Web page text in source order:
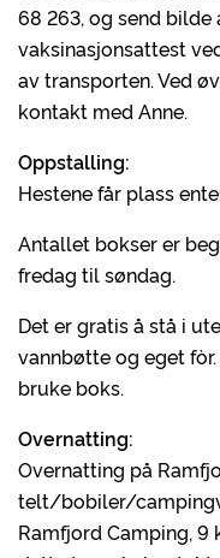
68 263, og send
vaksinasjonsattest
av transporten. Ved
kontakt med Anne.
Oppstalling:
Hestene får plass
Antallet bokser er
fredag til søndag.
Det er gratis å stå i
vannbøtte og eget
bruke boks.
Overnatting:
Overnatting på
telt/bobiler/
Ramfjord Camping, 9